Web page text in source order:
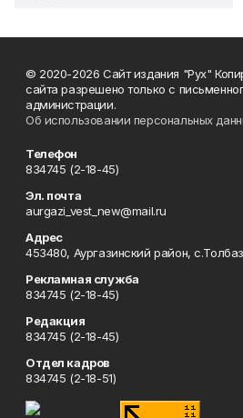
© 2020-2026 Сайт издания "Рух"
сайта разрешено только с
администрации.
Об использовании персональных
Телефон
834745 (2-18-45)
Эл. почта
aurgazi_vest_new@mail.ru
Адрес
453480, Аургазинский район,
Рекламная служба
834745 (2-18-45)
Редакция
834745 (2-18-45)
Отдел кадров
834745 (2-18-51)